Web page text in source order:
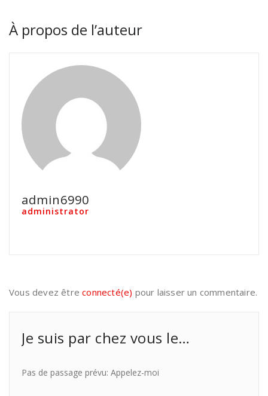
À propos de l’auteur
admin6990
administrator
Vous devez êtreconnecté(e) pour laisser un commentaire.
Je suis par chez vous le…
Pas de passage prévu: Appelez-moi